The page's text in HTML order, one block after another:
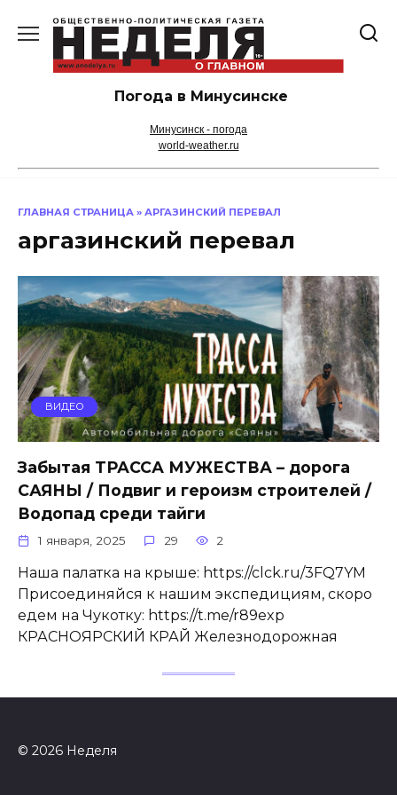
содержанию
Погода в Минусинске
Минусинск - погода
world-weather.ru
ГЛАВНАЯ СТРАНИЦА » АРГАЗИНСКИЙ ПЕРЕВАЛ
аргазинский перевал
ВИДЕО
Забытая ТРАССА МУЖЕСТВА – дорога
САЯНЫ / Подвиг и героизм строителей /
Водопад среди тайги
1 января, 2025 29 2
Наша палатка на крыше: https://clck.ru/3FQ7YM
Присоединяйся к нашим экспедициям, скоро
едем на Чукотку: https://t.me/r89exp
КРАСНОЯРСКИЙ КРАЙ Железнодорожная
© 2026 Неделя